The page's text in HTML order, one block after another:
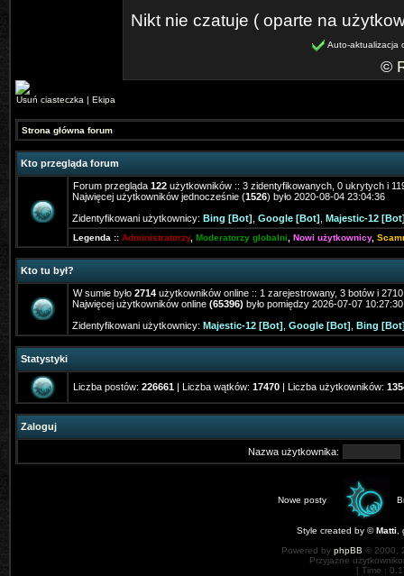
Nikt nie czatuje ( oparte na
Auto-aktualizacja
©
Usuń ciasteczka | Ekipa
Strona główna forum
Kto przegląda forum
Forum przegląda 122 użytkowników :: 3 zidentyfikowanych, 0 ukrytych i
Najwięcej użytkowników jednocześnie (1526) było 2020-08-04 23:04:36
Zidentyfikowani użytkownicy: Bing [Bot] Google [Bot] Majestic-12
Legenda :: Administratorzy, Moderatorzy globalni Nowi użytkownicy,
Kto tu był?
W sumie było 2714 użytkowników online :: 1 zarejestrowany, 3 botów i
Najwięcej użytkowników online (65396) było pomiędzy 2026-07-07
Zidentyfikowani użytkownicy: Majestic-12 [Bot] Google [Bot] Bing
Statystyki
Liczba postów: 226661 | Liczba wątków: 17470 | Liczba użytkowników:
Zaloguj
Nazwa użytkownika:
Nowe posty
Style created by ©Matti
Powered by phpBB © 2000,
Przyjazne
[ Time :